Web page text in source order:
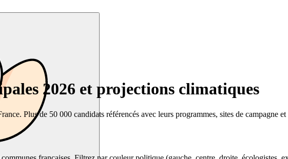
2026 et projections climatiques
Plus de 50 000 candidats référencés avec leurs programmes, sites de campagne